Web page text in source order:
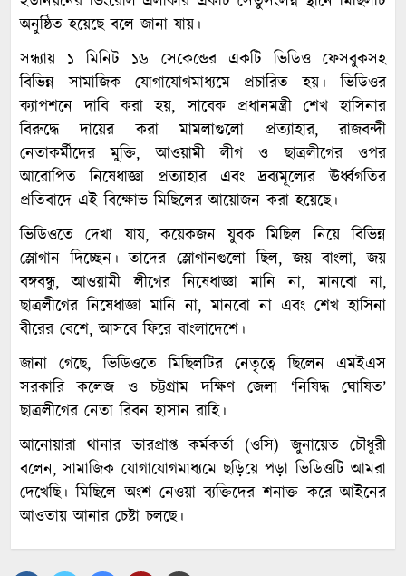
অনুষ্ঠিত হয়েছে বলে জানা যায়।
সন্ধ্যায় ১ মিনিট ১৬ সেকেন্ডের একটি ভিডিও ফেসবুকসহ
বিভিন্ন সামাজিক যোগাযোগমাধ্যমে প্রচারিত হয়। ভিডিওর
ক্যাপশনে দাবি করা হয়, সাবেক প্রধানমন্ত্রী শেখ হাসিনার
বিরুদ্ধে দায়ের করা মামলাগুলো প্রত্যাহার, রাজবন্দী
নেতাকর্মীদের মুক্তি, আওয়ামী লীগ ও ছাত্রলীগের ওপর
আরোপিত নিষেধাজ্ঞা প্রত্যাহার এবং দ্রব্যমূল্যের ঊর্ধ্বগতির
প্রতিবাদে এই বিক্ষোভ মিছিলের আয়োজন করা হয়েছে।
ভিডিওতে দেখা যায়, কয়েকজন যুবক মিছিল নিয়ে বিভিন্ন
স্লোগান দিচ্ছেন। তাদের স্লোগানগুলো ছিল, জয় বাংলা, জয়
বঙ্গবন্ধু, আওয়ামী লীগের নিষেধাজ্ঞা মানি না, মানবো না,
ছাত্রলীগের নিষেধাজ্ঞা মানি না, মানবো না এবং শেখ হাসিনা
বীরের বেশে, আসবে ফিরে বাংলাদেশে।
জানা গেছে, ভিডিওতে মিছিলটির নেতৃত্বে ছিলেন এমইএস
সরকারি কলেজ ও চট্টগ্রাম দক্ষিণ জেলা ‘নিষিদ্ধ ঘোষিত’
ছাত্রলীগের নেতা রিবন হাসান রাহি।
আনোয়ারা থানার ভারপ্রাপ্ত কর্মকর্তা (ওসি) জুনায়েত চৌধুরী
বলেন, সামাজিক যোগাযোগমাধ্যমে ছড়িয়ে পড়া ভিডিওটি আমরা
দেখেছি। মিছিলে অংশ নেওয়া ব্যক্তিদের শনাক্ত করে আইনের
আওতায় আনার চেষ্টা চলছে।